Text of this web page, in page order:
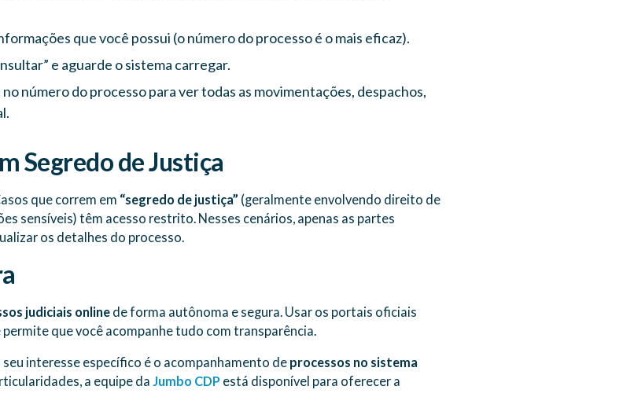
que você possui (o número do processo é o mais eficaz).
e aguarde o sistema carregar.
número do processo para ver todas as movimentações, despachos,
Segredo de Justiça
que correm em “segredo de justiça” (geralmente envolvendo direito de
sensíveis) têm acesso restrito. Nesses cenários, apenas as partes
os detalhes do processo.
judiciais onlinede forma autônoma e segura. Usar os portais oficiais
que você acompanhe tudo com transparência.
seu interesse específico é o acompanhamento de processos no sistema
a equipe da Jumbo CDP está disponível para oferecer a